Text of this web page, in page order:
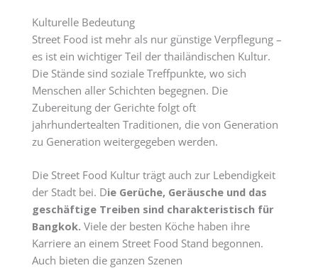
Kulturelle Bedeutung
Street Food ist mehr als nur günstige Verpflegung –
es ist ein wichtiger Teil der thailändischen Kultur.
Die Stände sind soziale Treffpunkte, wo sich
Menschen aller Schichten begegnen. Die
Zubereitung der Gerichte folgt oft
jahrhundertealten Traditionen, die von Generation
zu Generation weitergegeben werden.
Die Street Food Kultur trägt auch zur Lebendigkeit
der Stadt bei. Die Gerüche, Geräusche und das
geschäftige Treiben sind charakteristisch für
Bangkok. Viele der besten Köche haben ihre
Karriere an einem Street Food Stand begonnen.
Auch bieten die ganzen Szenen